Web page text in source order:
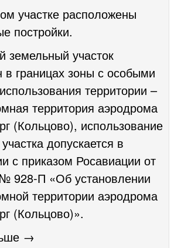
участке расположены
постройки.
земельный участок
в границах зоны с особыми
территории –
территория аэродрома
(Кольцово), использование
допускается в
с приказом Росавиации от
928-П «Об установлении
территории аэродрома
(Кольцово)».
→